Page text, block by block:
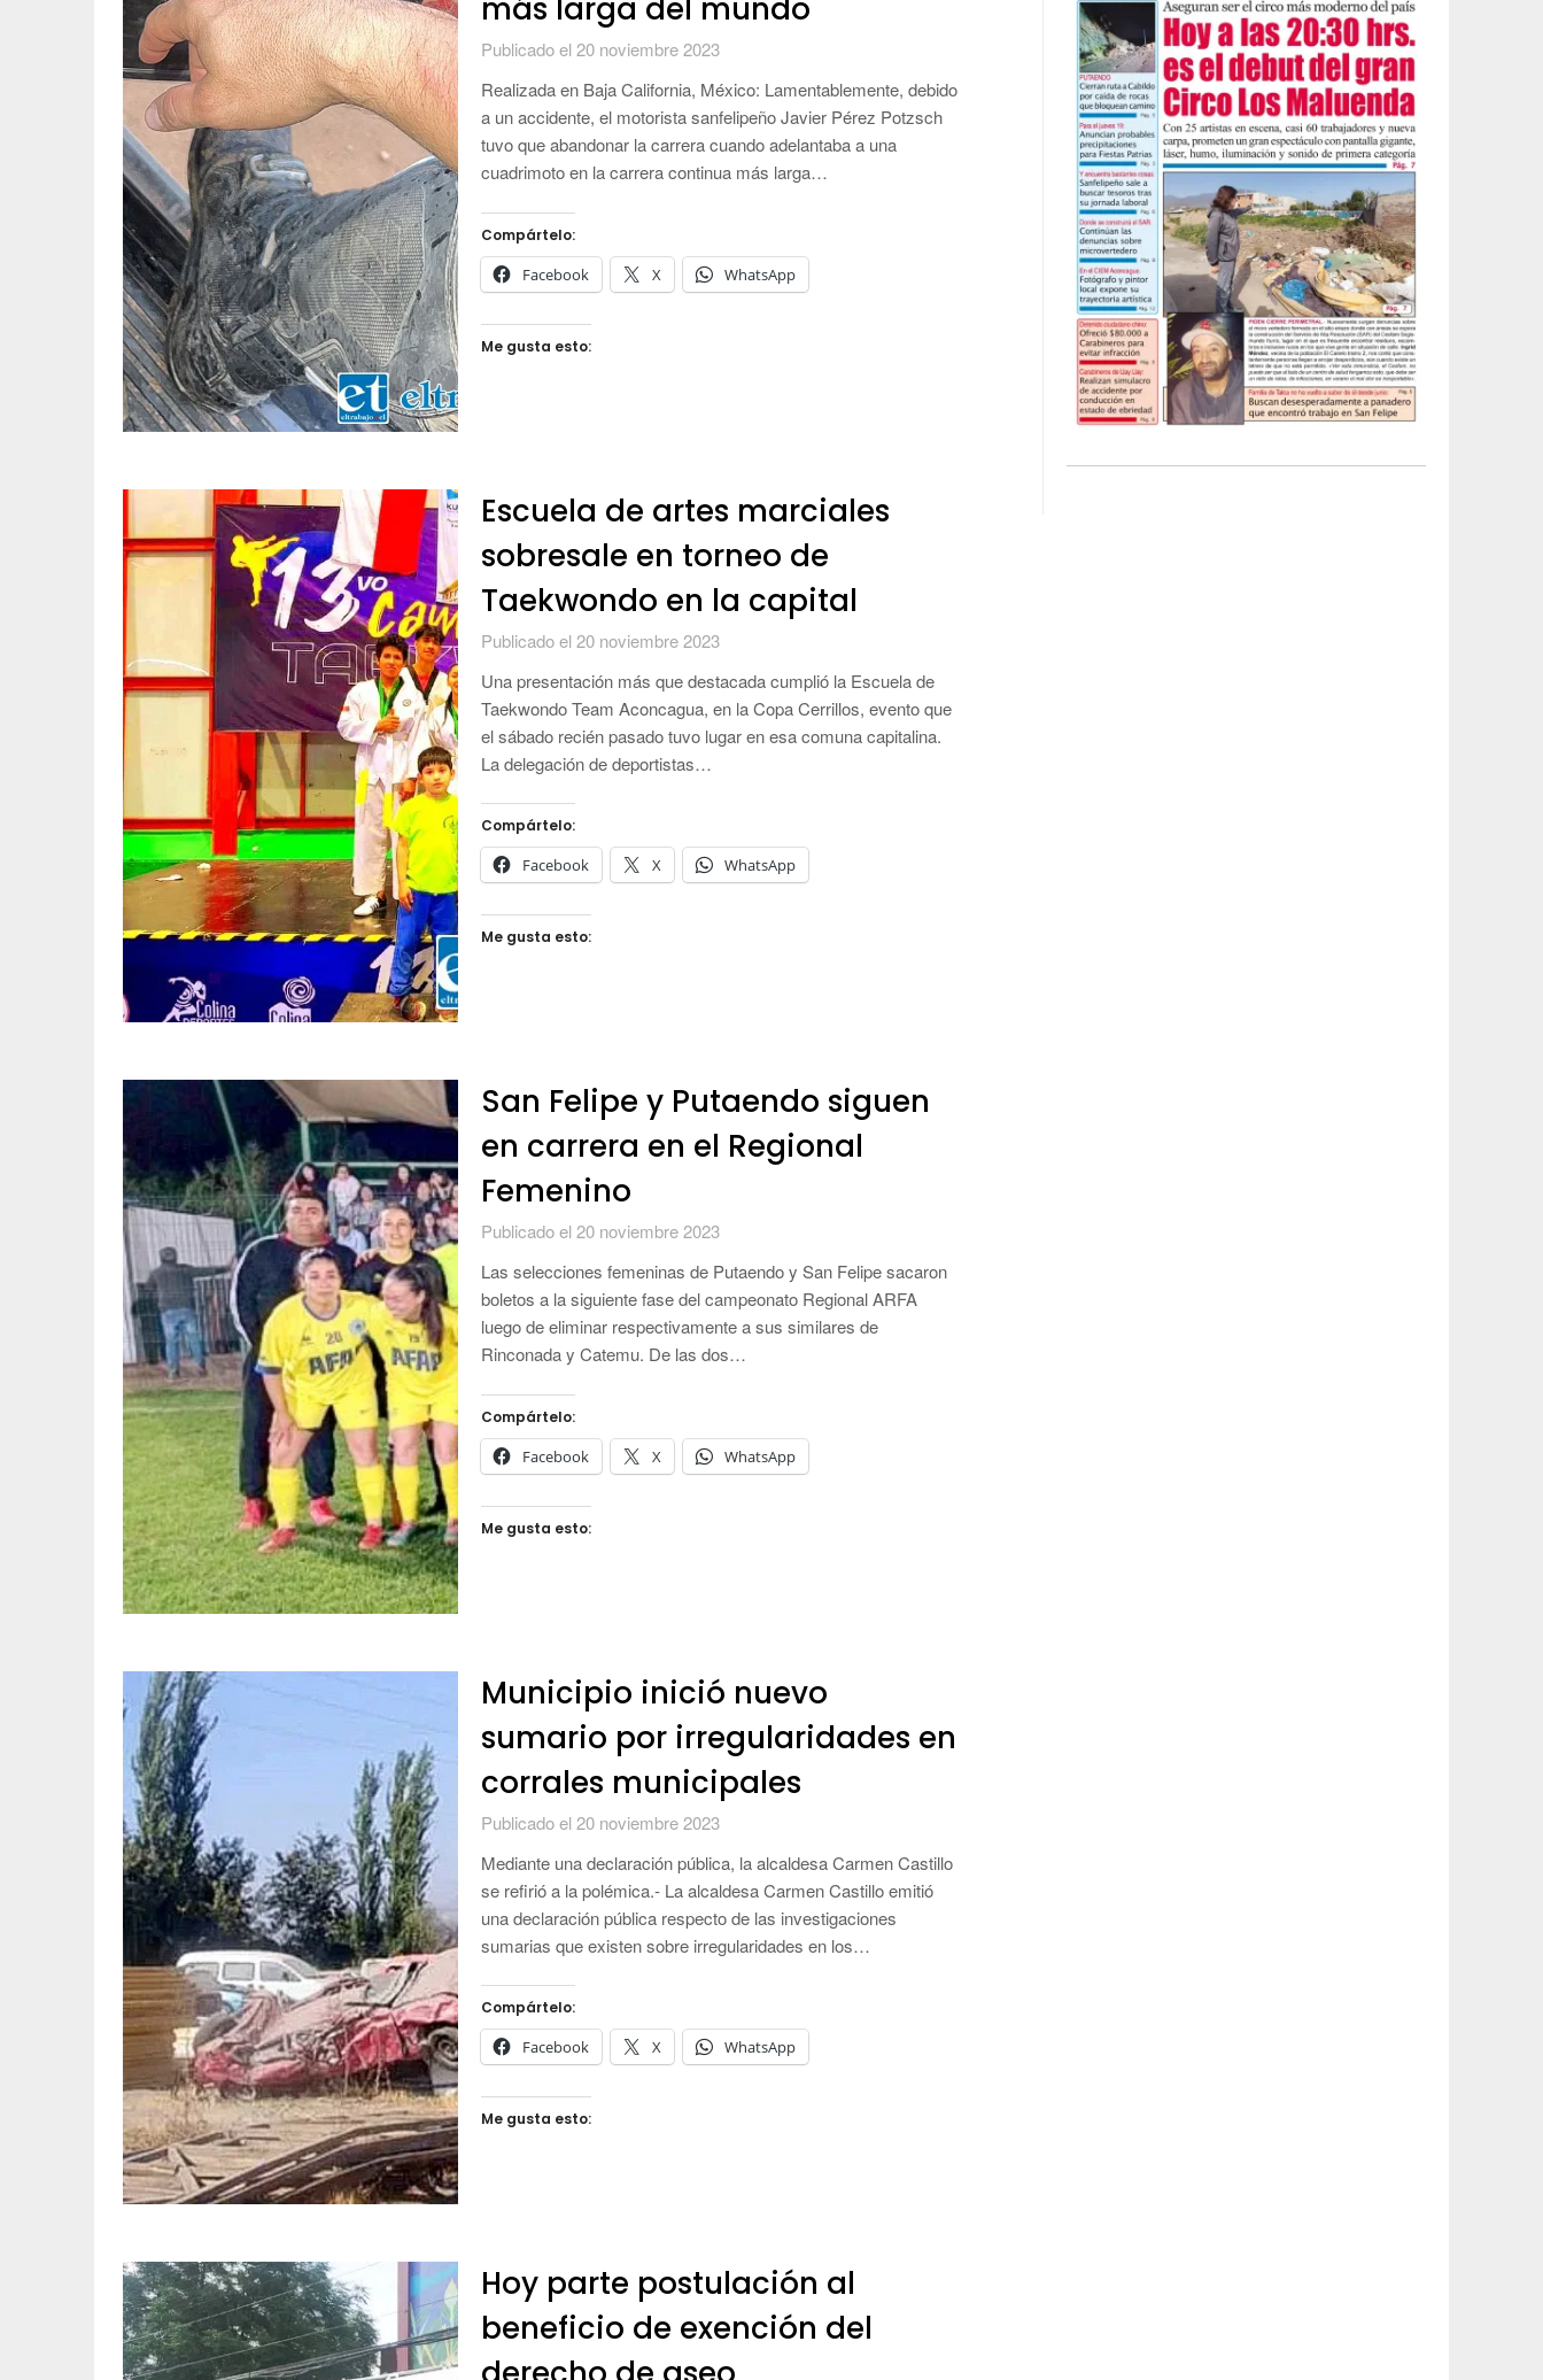
más larga del mundo
Publicado el 20 noviembre 2023
Realizada en Baja California, México: Lamentablemente, debido
a un accidente, el motorista sanfelipeño Javier Pérez Potzsch
tuvo que abandonar la carrera cuando adelantaba a una
cuadrimoto en la carrera continua más larga…
Compártelo:
Facebook X WhatsApp
Me gusta esto:
Escuela de artes marciales
sobresale en torneo de
Taekwondo en la capital
Publicado el 20 noviembre 2023
Una presentación más que destacada cumplió la Escuela de
Taekwondo Team Aconcagua, en la Copa Cerrillos, evento que
el sábado recién pasado tuvo lugar en esa comuna capitalina.
La delegación de deportistas…
Compártelo:
Facebook X WhatsApp
Me gusta esto:
San Felipe y Putaendo siguen
en carrera en el Regional
Femenino
Publicado el 20 noviembre 2023
Las selecciones femeninas de Putaendo y San Felipe sacaron
boletos a la siguiente fase del campeonato Regional ARFA
luego de eliminar respectivamente a sus similares de
Rinconada y Catemu. De las dos…
Compártelo:
Facebook X WhatsApp
Me gusta esto:
Municipio inició nuevo
sumario por irregularidades en
corrales municipales
Publicado el 20 noviembre 2023
Mediante una declaración pública, la alcaldesa Carmen Castillo
se refirió a la polémica.- La alcaldesa Carmen Castillo emitió
una declaración pública respecto de las investigaciones
sumarias que existen sobre irregularidades en los…
Compártelo:
Facebook X WhatsApp
Me gusta esto:
Hoy parte postulación al
beneficio de exención del